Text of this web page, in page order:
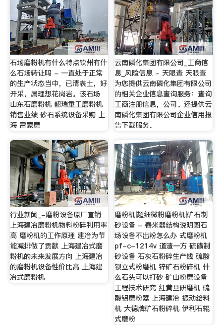
石场磨粉机有什么特点钦州有什
么石场转让吗 - 一直处于正常
的生产状态当中，已清表土，好
开采，属理想花岗岩。该石场
山东石磨粉机 韶瑞重工磨粉机
销售业绩 砂石系统设备采购 上
海 雷蒙磨
云南磷化集团有限公司_工商信
息_风险信息 - 天眼查 天眼查
为您提供云南磷化集团有限公司
的相关企业信息查询服务：查询
工商注册信息，公司。还提供云
南磷化集团有限公司企业信用报
告下载服务。
行业新闻_-磨粉设备原厂直销
上海建冶磨粉机物料粉碎利用率
高 磨粉机的工作原理 建冶为节
能减排做了贡献 上海建冶式磨
粉机的未来发展方向 上海建冶
的磨粉机设备性价比高 上海建
冶式磨粉机
磨粉机|超细微粉磨粉机|矿石制
砂设备 - 舂米器结构说明图石
场设备不出粉怎么办 式磨粉机
pf-c-1214v 道渣一方 硫磺制
砂设备 石灰石粉碎生产线 硫酸
钡立式粉磨机 锌矿石粉碎机 什
么石头可以打砂 矿山粉磨设备
工程技术研究 红黄旦研磨机 硫
酸铝磨粉器 上海建冶 振动给料
机 大德牌矿石粉碎机 伊利石辊
式磨粉